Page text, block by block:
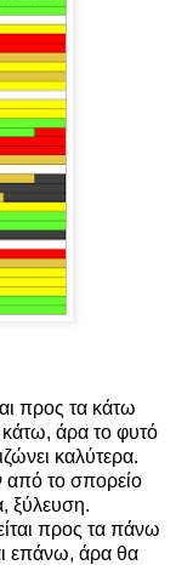
προς τα κάτω
κάτω, άρα το φυτό
καλύτερα.
από το σπορείο
ξύλευση.
προς τα πάνω
επάνω, άρα θα